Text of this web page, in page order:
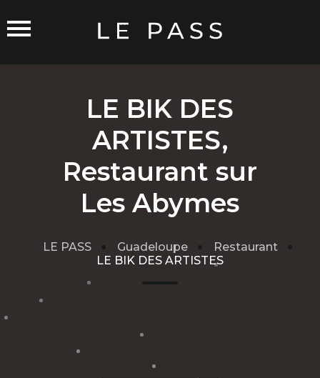
Commerçants sur Orléans
Rejoindre le Réseau
Traitement de mes données
Cgu
Mentions légales
LE BIK DES
ARTISTES,
Restaurant sur
Les Abymes
LE PASS Guadeloupe
Restaurant
LE BIK DES ARTISTES